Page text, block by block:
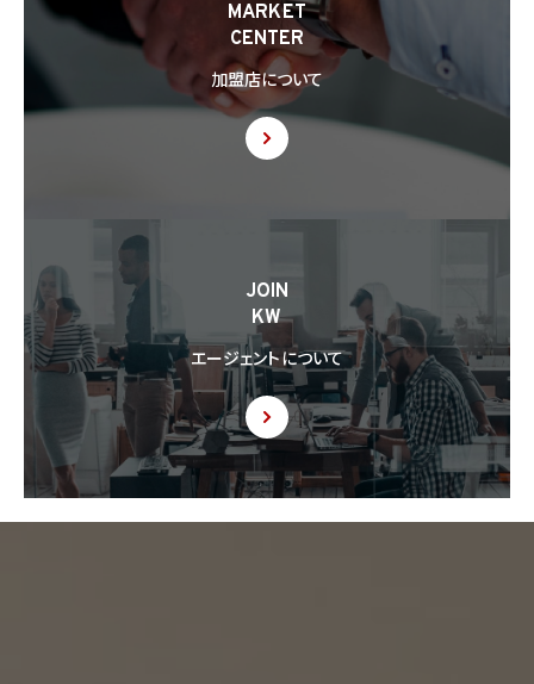
MARKET
CENTER
加盟店について
JOIN
KW
エージェントについて